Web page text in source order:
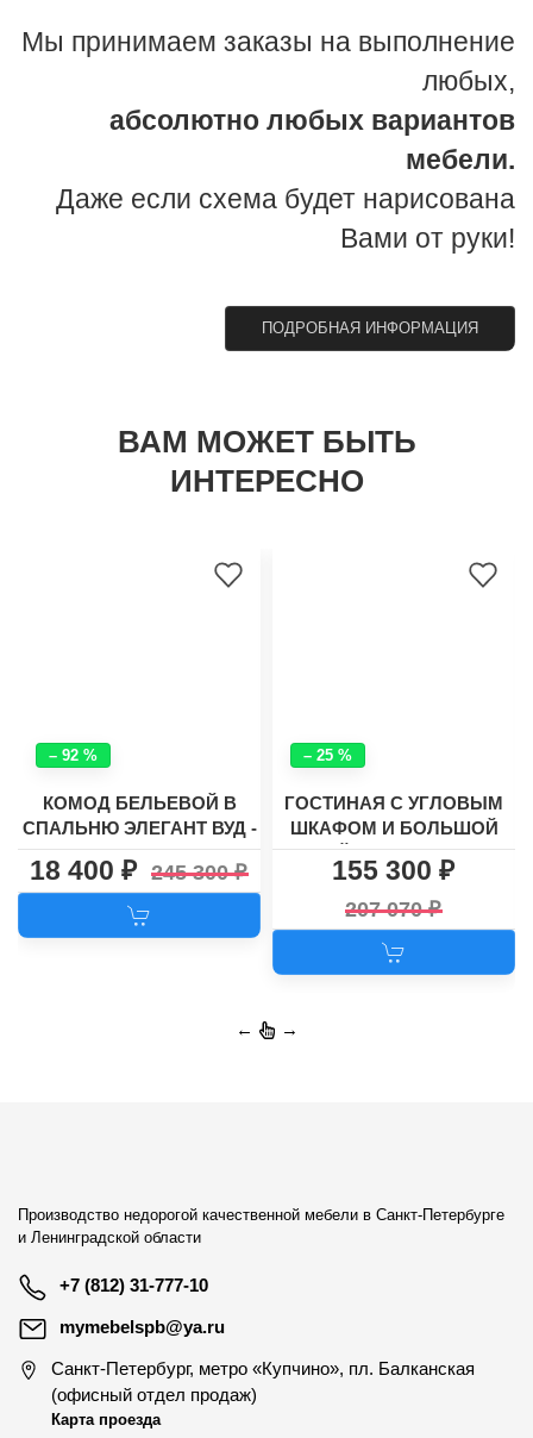
Мы принимаем заказы на выполнение
любых,
абсолютно любых вариантов
мебели.
Даже если схема будет нарисована
Вами от руки!
ПОДРОБНАЯ ИНФОРМАЦИЯ
ВАМ МОЖЕТ БЫТЬ
ИНТЕРЕСНО
– 92 %
КОМОД БЕЛЬЕВОЙ В
СПАЛЬНЮ ЭЛЕГАНТ ВУД -
33
18 400 245 300
– 25 %
ГОСТИНАЯ С УГЛОВЫМ
ШКАФОМ И БОЛЬШОЙ
НИШЕЙ ДЛЯ ТВ ХАСКИ-9
155 300
207 070
← →
Производство недорогой качественной мебели в Санкт-Петербурге
и Ленинградской области
+7 (812) 31-777-10
mymebelspb@ya.ru
Санкт-Петербург, метро «Купчино», пл. Балканская
(офисный отдел продаж)
Карта проезда